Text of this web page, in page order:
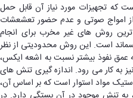
که تجهیزات مورد نیاز آن قابل حمل
از امواج صوتی و عدم حضور تعشعشات
روش های غیر مخرب برای انجام
است. این روش محدودیتی از نظر
عمق نفوذ بیشتر نسبت به اشعه ایکس،
به کار می رود. اندازه گیری تنش های
مواد استوار است که بر اساس آن،